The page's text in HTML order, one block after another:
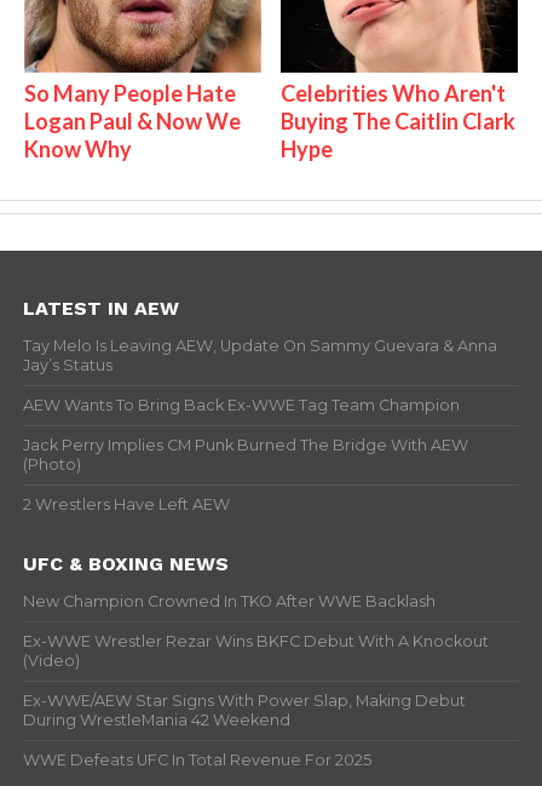
So Many People Hate
Logan Paul & Now We
Know Why
Celebrities Who Aren't
Buying The Caitlin Clark
Hype
LATEST IN AEW
Tay Melo Is Leaving AEW, Update On Sammy Guevara & Anna
Jay’s Status
AEW Wants To Bring Back Ex-WWE Tag Team Champion
Jack Perry Implies CM Punk Burned The Bridge With AEW
(Photo)
2 Wrestlers Have Left AEW
UFC & BOXING NEWS
New Champion Crowned In TKO After WWE Backlash
Ex-WWE Wrestler Rezar Wins BKFC Debut With A Knockout
(Video)
Ex-WWE/AEW Star Signs With Power Slap, Making Debut
During WrestleMania 42 Weekend
WWE Defeats UFC In Total Revenue For 2025